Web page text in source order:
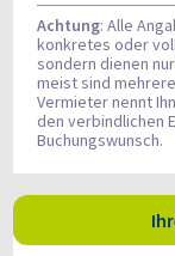
Achtung: Alle
konkretes oder
sondern dienen
meist sind
Vermieter nennt
den verbindlichen
Buchungswunsch.